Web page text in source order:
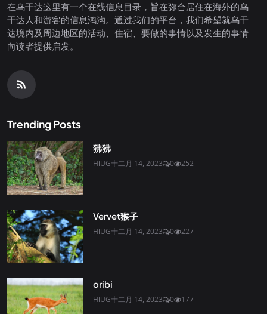
在乌干达这里有一个在线信息目录，旨在弥合居住在海外的乌
干达人和游客的信息鸿沟。通过我们的平台，我们希望就乌干
达境内及周边地区的活动、住宿、要做的事情以及发生的事情
向读者提供启发。
Trending Posts
狒狒
HiUG十二月 14, 2023 0 252
Vervet猴子
HiUG十二月 14, 2023 0 227
oribi
HiUG十二月 14, 2023 0 177